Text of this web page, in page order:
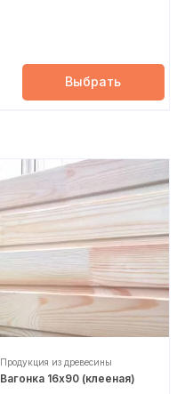
Выбрать
Продукция из древесины
Вагонка 16х90 (клееная)